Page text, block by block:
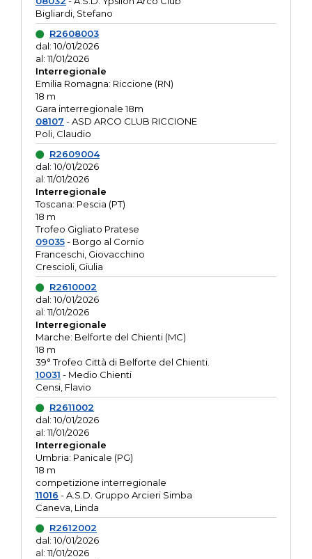
Bigliardi, Stefano
R2608003
dal: 10/01/2026
al: 11/01/2026
Interregionale
Emilia Romagna: Riccione (RN)
18 m
Gara interregionale 18m
08107 - ASD ARCO CLUB RICCIONE
Poli, Claudio
R2609004
dal: 10/01/2026
al: 11/01/2026
Interregionale
Toscana: Pescia (PT)
18 m
Trofeo Gigliato Pratese
09035- Borgo al Cornio
Franceschi, Giovacchino
Crescioli, Giulia
R2610002
dal: 10/01/2026
al: 11/01/2026
Interregionale
Marche: Belforte del Chienti (MC)
18 m
39° Trofeo Città di Belforte del Chienti.
10031 - Medio Chienti
Censi, Flavio
R2611002
dal: 10/01/2026
al: 11/01/2026
Interregionale
Umbria: Panicale (PG)
18 m
competizione interregionale
11016 - A.S.D. Gruppo Arcieri Simba
Caneva, Linda
R2612002
dal: 10/01/2026
al: 11/01/2026